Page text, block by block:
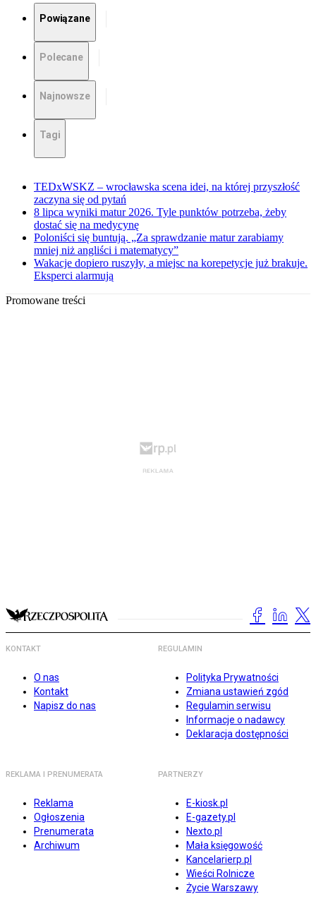
Powiązane
Polecane
Najnowsze
Tagi
TEDxWSKZ – wrocławska scena idei, na której przyszłość
zaczyna się od pytań
8 lipca wyniki matur 2026. Tyle punktów potrzeba, żeby
dostać się na medycynę
Poloniści się buntują. „Za sprawdzanie matur zarabiamy
mniej niż angliści i matematycy”
Wakacje dopiero ruszyły, a miejsc na korepetycje już brakuje.
Eksperci alarmują
Promowane treści
KONTAKT
O nas
Kontakt
Napisz do nas
REGULAMIN
Polityka Prywatności
Zmiana ustawień zgód
Regulamin serwisu
Informacje o nadawcy
Deklaracja dostępności
REKLAMA I PRENUMERATA
Reklama
Ogłoszenia
Prenumerata
Archiwum
PARTNERZY
E-kiosk.pl
E-gazety.pl
Nexto.pl
Mała księgowość
Kancelarierp.pl
Wieści Rolnicze
Życie Warszawy